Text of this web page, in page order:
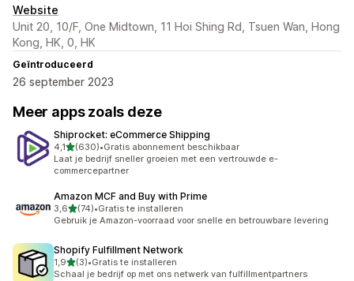
Website
Unit 20, 10/F, One Midtown, 11 Hoi Shing Rd, Tsuen Wan, Hong
Kong, HK, 0, HK
Geïntroduceerd
26 september 2023
Meer apps zoals deze
Shiprocket: eCommerce Shipping
4,1van 5 sterren
(630)
630 recensies in totaal
•Gratis abonnement beschikbaar
Laat je bedrijf sneller groeien met een vertrouwde e-
commercepartner
Amazon MCF and Buy with Prime
3,6van 5 sterren
(74)
74 recensies in totaal
•Gratis te installeren
Gebruik je Amazon-voorraad voor snelle en betrouwbare levering
Shopify Fulfillment Network
1,9van 5 sterren
(3)
3 recensies in totaal
•Gratis te installeren
Schaal je bedrijf op met ons netwerk van fulfillmentpartners